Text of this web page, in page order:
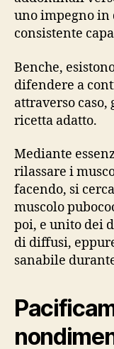
uno impegno in
consistente
Benche,
difendere a
attraverso
ricetta adatto.
Mediante
rilassare i
facendo, si
muscolo
poi, e unito dei
di diffusi,
sanabile